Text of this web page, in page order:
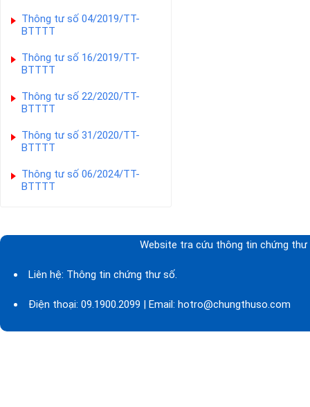
Thông tư số 04/2019/TT-
BTTTT
Thông tư số 16/2019/TT-
BTTTT
Thông tư số 22/2020/TT-
BTTTT
Thông tư số 31/2020/TT-
BTTTT
Thông tư số 06/2024/TT-
BTTTT
Website tra cứu thông tin chứng
Liên hệ: Thông tin chứng thư số.
Điện thoại: 09.1900.2099 | Email: hotro@chungthuso.com